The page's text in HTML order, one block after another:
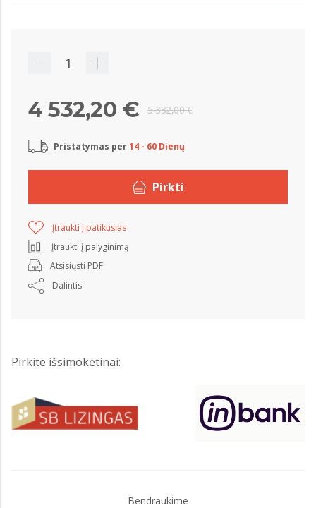
5 332,00 €
4 532,20 €
Pristatymas per14 - 60 Dienų
Pirkti
Įtraukti į patikusias
Įtraukti į palyginimą
Atsisiųsti PDF
Dalintis
Pirkite išsimokėtinai:
Bendraukime